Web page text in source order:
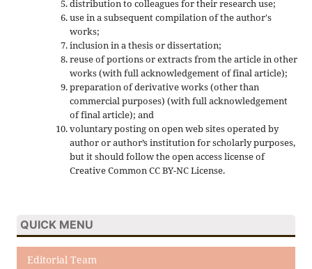
distribution to colleagues for their research use;
use in a subsequent compilation of the author's
works;
inclusion in a thesis or dissertation;
reuse of portions or extracts from the article in other
works (with full acknowledgement of final article);
preparation of derivative works (other than
commercial purposes) (with full acknowledgement
of final article); and
voluntary posting on open web sites operated by
author or author’s institution for scholarly purposes,
but it should follow the open access license of
Creative Common CC BY-NC License.
QUICK MENU
Editorial Team